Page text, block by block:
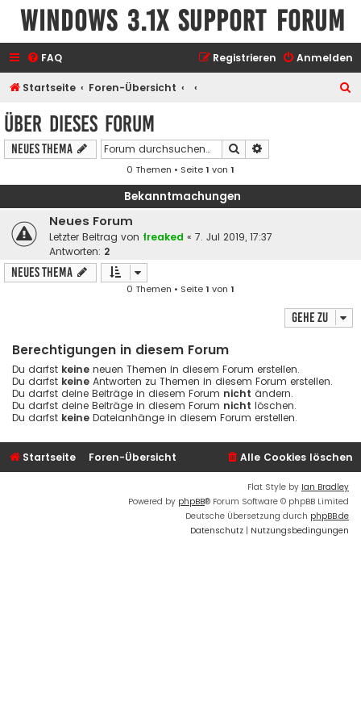
Windows 3.1x Support Forum
FAQ Anmelden
Registrieren
Startseite Foren-Übersicht
Über dieses Forum
Neues Thema Suche
0 Themen • Seite1 von 1
Bekanntmachungen
Neues Forum
Letzter Beitrag von freaked « 7. Jul 2019, 17:37
Antworten: 2
Neues Thema
0 Themen • Seite1 von 1
Gehe zu
Berechtigungen in diesem Forum
Du darfst keine neuen Themen in diesem Forum erstellen.
Du darfst keine Antworten zu Themen in diesem Forum erstellen.
Du darfst deine Beiträge in diesem Forum nicht ändern.
Du darfst deine Beiträge in diesem Forum nicht löschen.
Du darfst keine Dateianhänge in diesem Forum erstellen.
Startseite Foren-Übersicht Alle Cookies löschen
Flat Style by Ian Bradley
Powered by phpBB® Forum Software © phpBB Limited
Deutsche Übersetzung durch phpBB.de
Datenschutz | Nutzungsbedingungen